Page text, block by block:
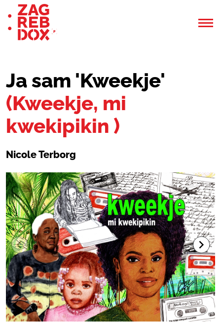
Ja sam 'Kweekje'
(Kweekje, mi
kwekipikin )
Nicole Terborg